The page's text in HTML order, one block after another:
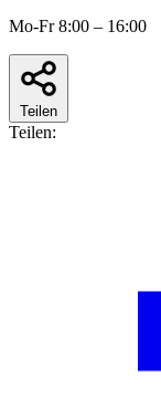
Mo-Fr 8:00 – 16:00
Teilen
Teilen: